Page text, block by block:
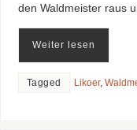
den Waldmeister raus
Weiter lesen
Tagged Likoer,